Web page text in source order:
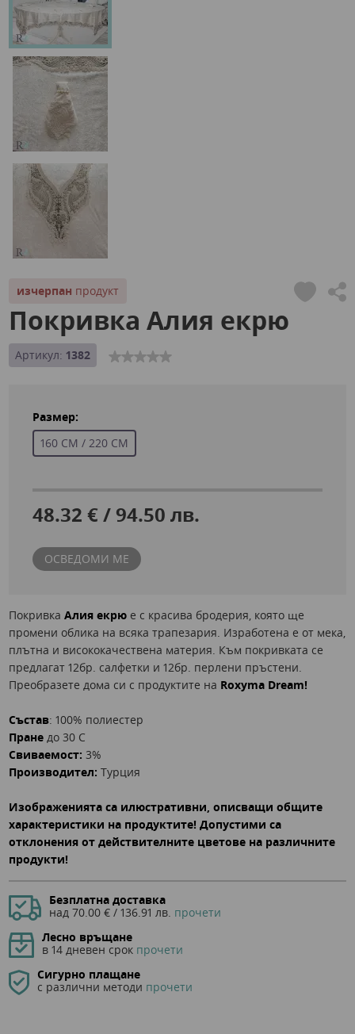
изчерпан продукт
Покривка Алия екрю
Артикул:1382
Размер:
160 СМ / 220 СМ
48.32 € / 94.50 лв.
ОСВЕДОМИ МЕ
ПокривкаАлия екрю е с красива бродерия, която ще
промени облика на всяка трапезария. Изработена е от мека,
плътна и висококачествена материя. Към покривката се
предлагат 12бр. салфетки и 12бр. перлени пръстени.
Преобразете дома си с продуктите на Roxyma Dream!
Състав: 100% полиестер
Пране до 30 C
Свиваемост: 3%
Производител:Турция
Изображенията са илюстративни, описващи общите
характеристики на продуктите! Допустими са
отклонения от действителните цветове на различните
продукти!
Безплатна доставка
над 70.00 € / 136.91 лв. прочети
Лесно връщане
в 14 дневен срок прочети
Сигурно плащане
с различни методи прочети